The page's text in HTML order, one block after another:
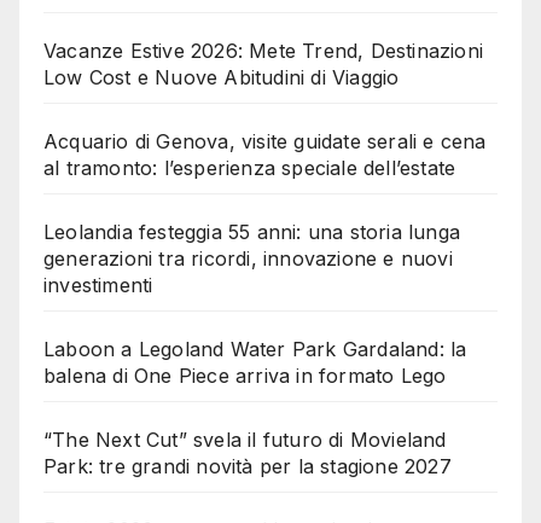
Vacanze Estive 2026: Mete Trend, Destinazioni
Low Cost e Nuove Abitudini di Viaggio
Acquario di Genova, visite guidate serali e cena
al tramonto: l’esperienza speciale dell’estate
Leolandia festeggia 55 anni: una storia lunga
generazioni tra ricordi, innovazione e nuovi
investimenti
Laboon a Legoland Water Park Gardaland: la
balena di One Piece arriva in formato Lego
“The Next Cut” svela il futuro di Movieland
Park: tre grandi novità per la stagione 2027